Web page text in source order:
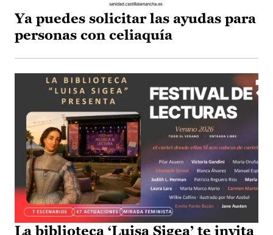
Ya puedes solicitar las ayudas para
personas con celiaquía
La biblioteca ‘Luisa Sigea’ te invita